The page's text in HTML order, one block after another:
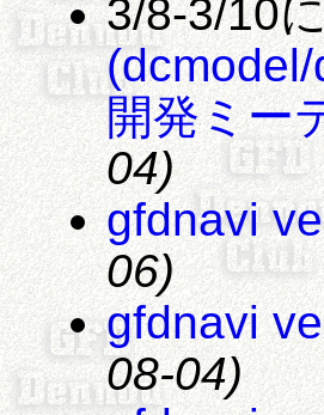
3/8-3/10
開発ミー
04)
gfdnavi
06)
gfdnavi
08-04)